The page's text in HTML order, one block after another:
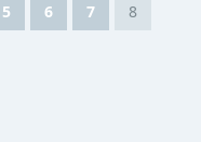
5 6 7 8